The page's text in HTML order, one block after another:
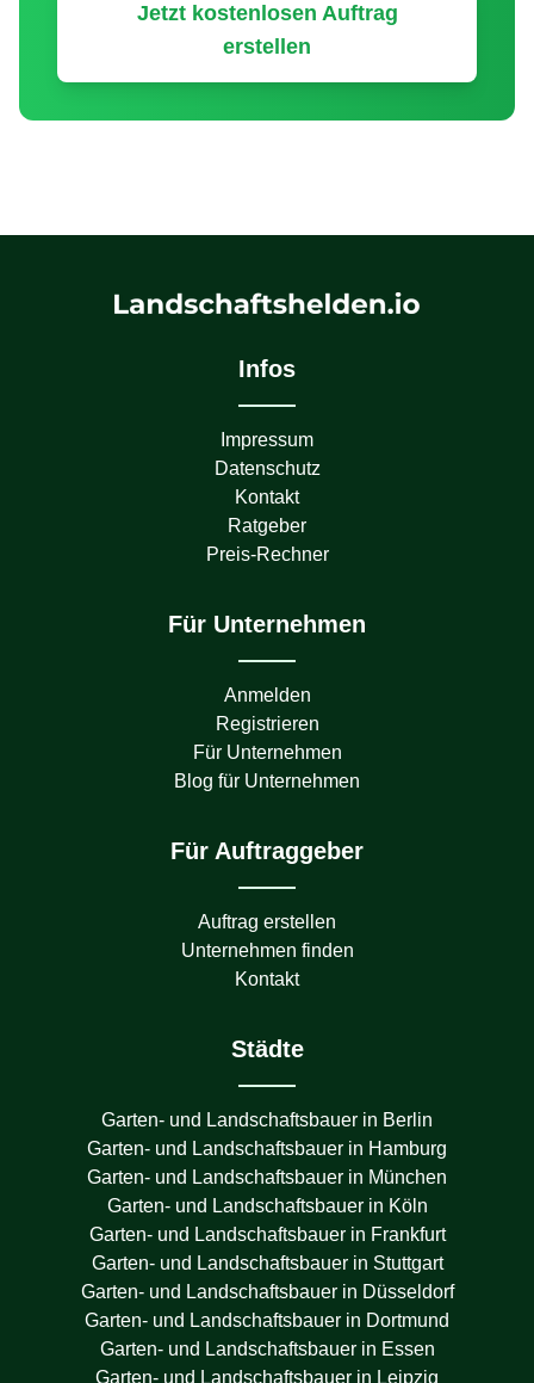
Jetzt kostenlosen Auftrag
erstellen
Infos
Impressum
Datenschutz
Kontakt
Ratgeber
Preis-Rechner
Für Unternehmen
Anmelden
Registrieren
Für Unternehmen
Blog für Unternehmen
Für Auftraggeber
Auftrag erstellen
Unternehmen finden
Kontakt
Städte
Garten- und Landschaftsbauer in Berlin
Garten- und Landschaftsbauer in Hamburg
Garten- und Landschaftsbauer in München
Garten- und Landschaftsbauer in Köln
Garten- und Landschaftsbauer in Frankfurt
Garten- und Landschaftsbauer in Stuttgart
Garten- und Landschaftsbauer in Düsseldorf
Garten- und Landschaftsbauer in Dortmund
Garten- und Landschaftsbauer in Essen
Garten- und Landschaftsbauer in Leipzig